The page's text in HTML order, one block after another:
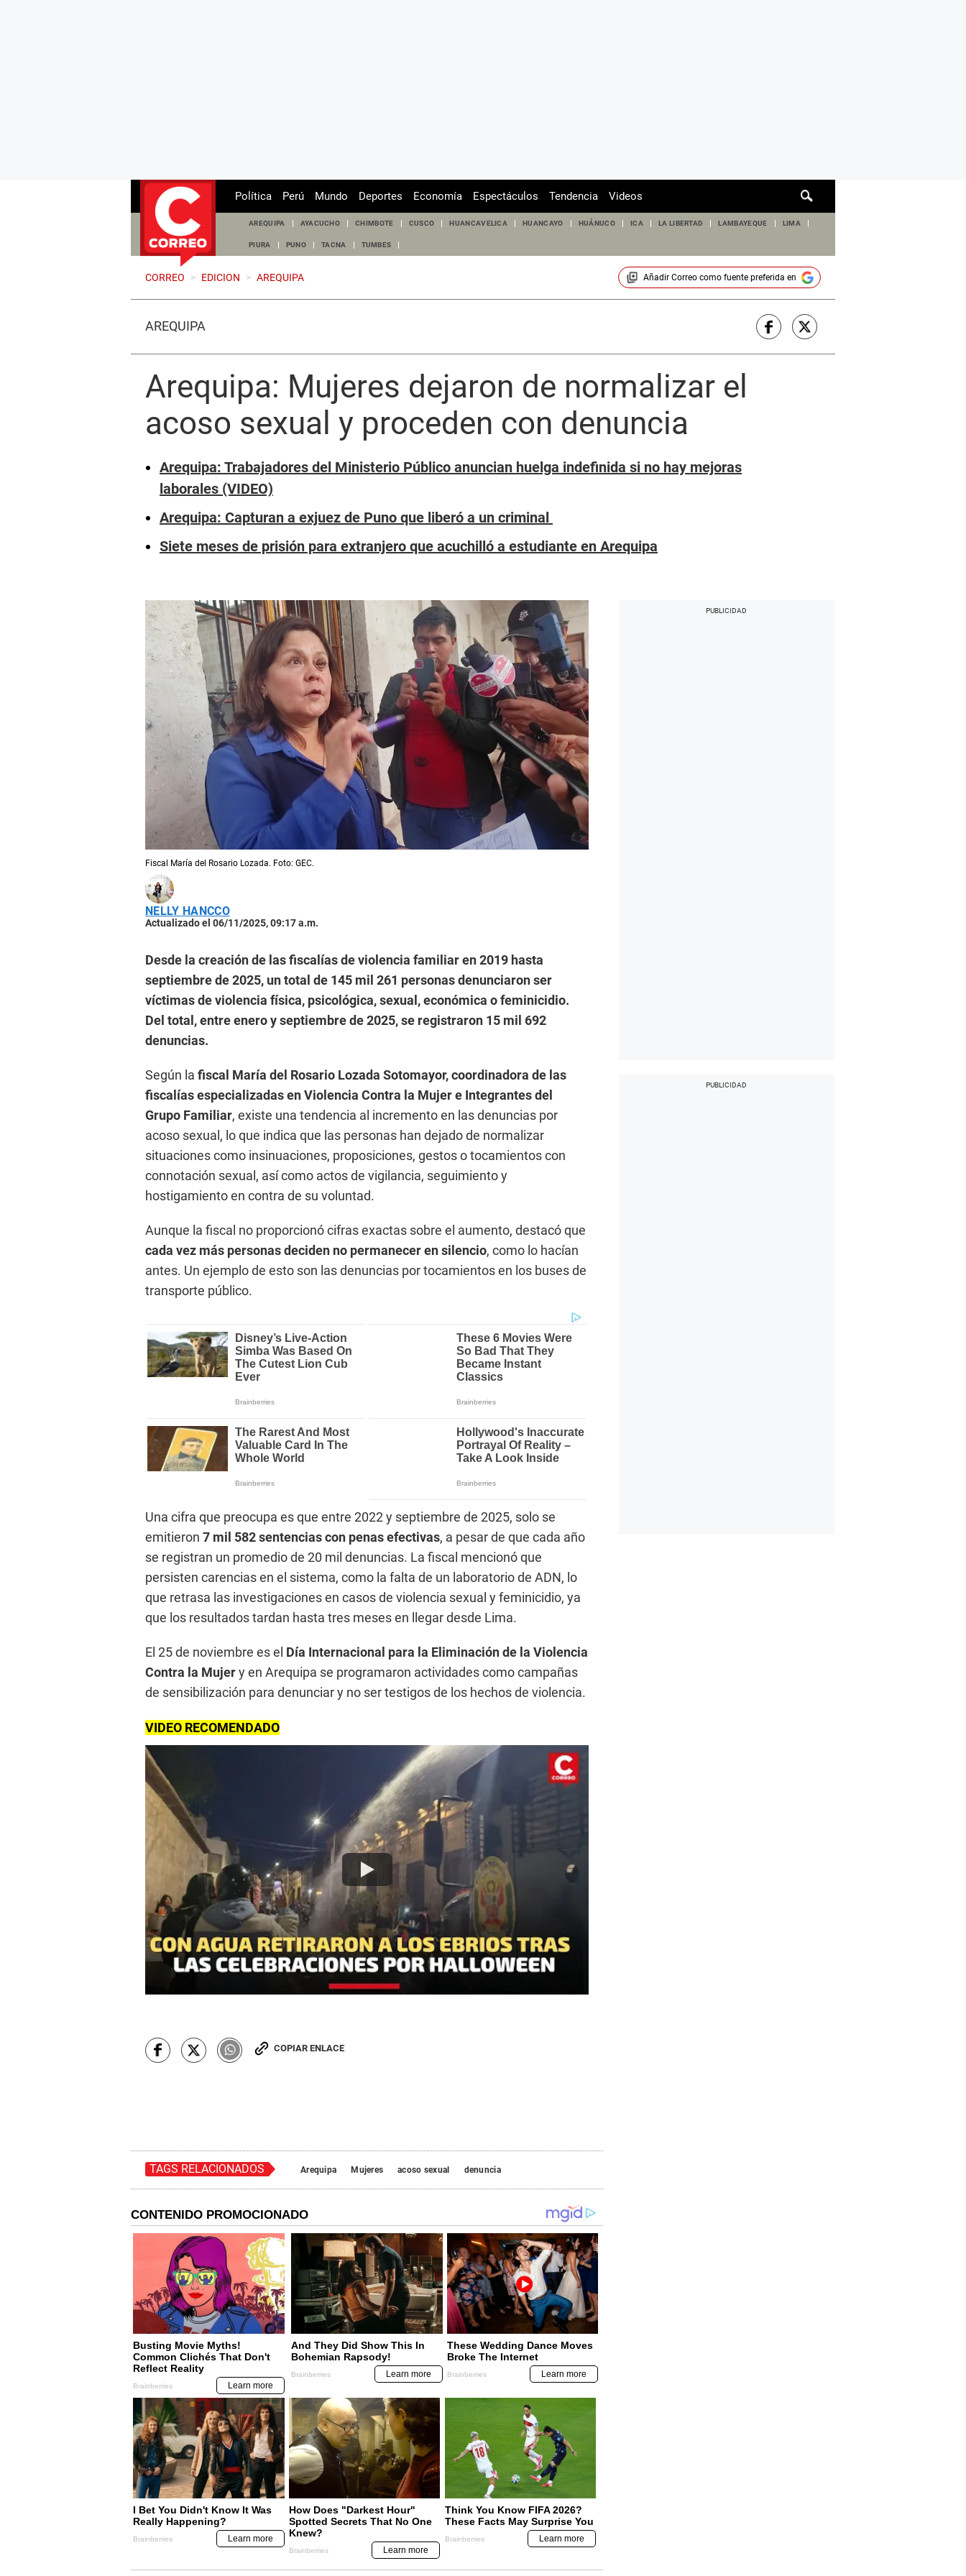
de
Política Perú Mundo Deportes Economía Espectáculos Tendencia Videos
AREQUIPA AYACUCHO CHIMBOTE CUSCO HUANCAVELICA HUANCAYO HUÁNUCO ICA LA LIBERTAD LAMBAYEQUE LIMA
PIURA PUNO TACNA TUMBES
CORREO > EDICION > AREQUIPA Añadir Correocomo fuente preferida en
AREQUIPA
Arequipa: Mujeres dejaron de normalizar el
acoso sexual y proceden con denuncia
Arequipa: Trabajadores del Ministerio Público anuncian huelga indefinida si no hay mejoras
laborales (VIDEO)
Arequipa: Capturan a exjuez de Puno que liberó a un criminal
Siete meses de prisión para extranjero que acuchilló a estudiante en Arequipa
Fiscal María del Rosario Lozada. Foto: GEC.
NELLY HANCCO
Actualizado el 06/11/2025, 09:17 a.m.
Desde la creación de las fiscalías de violencia familiar en 2019 hasta
septiembre de 2025, un total de 145 mil 261 personas denunciaron ser
víctimas de violencia física, psicológica, sexual, económica o feminicidio.
Del total, entre enero y septiembre de 2025, se registraron 15 mil 692
denuncias.
Según la fiscal María del Rosario Lozada Sotomayor, coordinadora de las
fiscalías especializadas en Violencia Contra la Mujer e Integrantes del
Grupo Familiar, existe una tendencia al incremento en las denuncias por
acoso sexual, lo que indica que las personas han dejado de normalizar
situaciones como insinuaciones, proposiciones, gestos o tocamientos con
connotación sexual, así como actos de vigilancia, seguimiento y
hostigamiento en contra de su voluntad.
Aunque la fiscal no proporcionó cifras exactas sobre el aumento, destacó que
cada vez más personas deciden no permanecer en silencio, como lo hacían
antes. Un ejemplo de esto son las denuncias por tocamientos en los buses de
transporte público.
Una cifra que preocupa es que entre 2022 y septiembre de 2025, solo se
emitieron 7 mil 582 sentencias con penas efectivas, a pesar de que cada año
se registran un promedio de 20 mil denuncias. La fiscal mencionó que
persisten carencias en el sistema, como la falta de un laboratorio de ADN, lo
que retrasa las investigaciones en casos de violencia sexual y feminicidio, ya
que los resultados tardan hasta tres meses en llegar desde Lima.
El 25 de noviembre es el Día Internacional para la Eliminación de la Violencia
Contra la Mujery en Arequipa se programaron actividades como campañas
de sensibilización para denunciar y no ser testigos de los hechos de violencia.
VIDEO RECOMENDADO
COPIAR ENLACE
TAGS RELACIONADOS Arequipa Mujeres acoso sexual denuncia